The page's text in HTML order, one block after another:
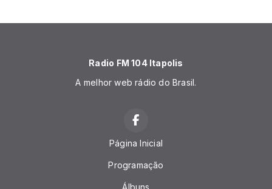
Radio FM 104 Itapolis
A melhor web rádio do Brasil.
Página Inicial
Programação
Álbuns